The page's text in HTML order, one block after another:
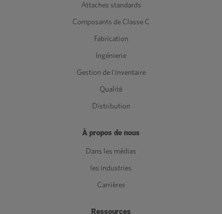
Attaches standards
Composants de Classe C
Fabrication
Ingénierie
Gestion de l'inventaire
Qualité
Distribution
À propos de nous
Dans les médias
les industries
Carrières
Ressources